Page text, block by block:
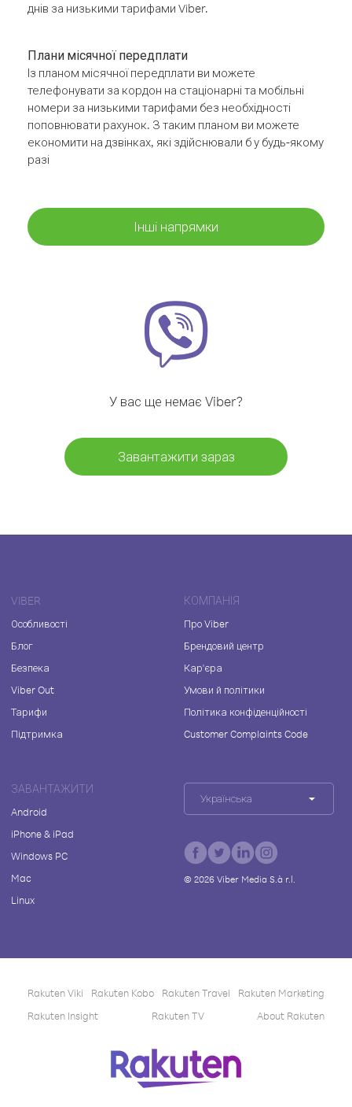
днів за низькими тарифами Viber.
Плани місячної передплати
Із планом місячної передплати ви можете
телефонувати за кордон на стаціонарні та мобільні
номери за низькими тарифами без необхідності
поповнювати рахунок. З таким планом ви можете
економити на дзвінках, які здійснювали б у будь-якому
разі
Інші напрямки
У вас ще немає Viber?
Завантажити зараз
VIBER
Особливості
Блог
Безпека
Viber Out
Тарифи
Підтримка
КОМПАНІЯ
Про Viber
Брендовий центр
Кар'єра
Умови й політики
Політика конфіденційності
Customer Complaints Code
ЗАВАНТАЖИТИ
Android
iPhone & iPad
Windows PC
Mac
Linux
Українська
© 2026Viber Media S.à r.l.
Rakuten Viki Rakuten Kobo Rakuten Travel
Rakuten Marketing
Rakuten Insight
Rakuten TV About Rakuten